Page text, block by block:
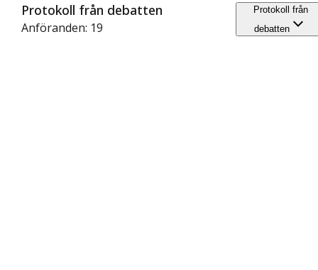
Protokoll från debatten
Anföranden: 19
Protokoll från
debatten